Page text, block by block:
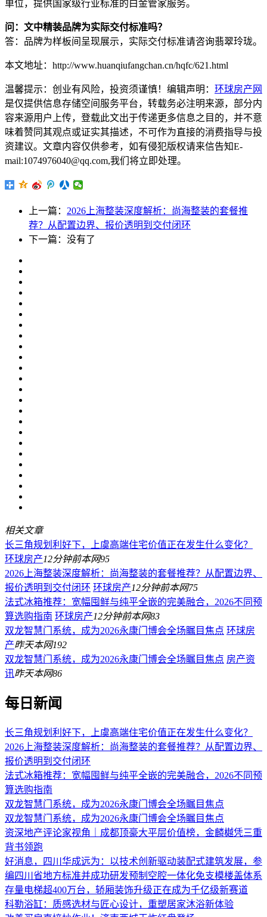
单位，提供国家级行业标准的白金管家服务。
问：文中精装品牌为实际交付标准吗？
答：品牌为样板间呈现展示，实际交付标准请咨询翡翠玲珑。
本文地址：http://www.huanqiufangchan.cn/hqfc/621.html
温馨提示：创业有风险，投资须谨慎！编辑声明： 环球房产网
是仅提供信息存储空间服务平台，转载务必注明来源，部分内
容来源用户上传，登载此文出于传递更多信息之目的，并不意
味着赞同其观点或证实其描述，不可作为直接的消费指导与投
资建议。文章内容仅供参考，如有侵犯版权请来信告知E-
mail:1074976040@qq.com,我们将立即处理。
上一篇： 2026上海整装深度解析：尚海整装的套餐推
荐？从配置边界、报价透明到交付闭环
下一篇：没有了
相关文章
长三角规划利好下，上虞高端住宅价值正在发生什么变化？
环球房产12分钟前本网95
2026上海整装深度解析：尚海整装的套餐推荐？从配置边界、
报价透明到交付闭环 环球房产12分钟前本网75
法式冰箱推荐：宽幅囤鲜与纯平全嵌的完美融合，2026不同预
算选购指南 环球房产12分钟前本网83
双龙智慧门系统，成为2026永康门博会全场瞩目焦点 环球房
产昨天本网192
双龙智慧门系统，成为2026永康门博会全场瞩目焦点 房产资
讯昨天本网86
每日新闻
长三角规划利好下，上虞高端住宅价值正在发生什么变化？
2026上海整装深度解析：尚海整装的套餐推荐？从配置边界、
报价透明到交付闭环
法式冰箱推荐：宽幅囤鲜与纯平全嵌的完美融合，2026不同预
算选购指南
双龙智慧门系统，成为2026永康门博会全场瞩目焦点
双龙智慧门系统，成为2026永康门博会全场瞩目焦点
资深地产评论家视角｜成都顶豪大平层价值榜，金麟樾凭三重
背书领跑
好消息，四川华成远为：以技术创新驱动装配式建筑发展，参
编四川省地方标准并成功研发预制空腔一体化免支模楼盖体系
存量电梯超400万台，轿厢装饰升级正在成为千亿级新赛道
科勒浴缸：质感选材与匠心设计，重塑居家沐浴新体验